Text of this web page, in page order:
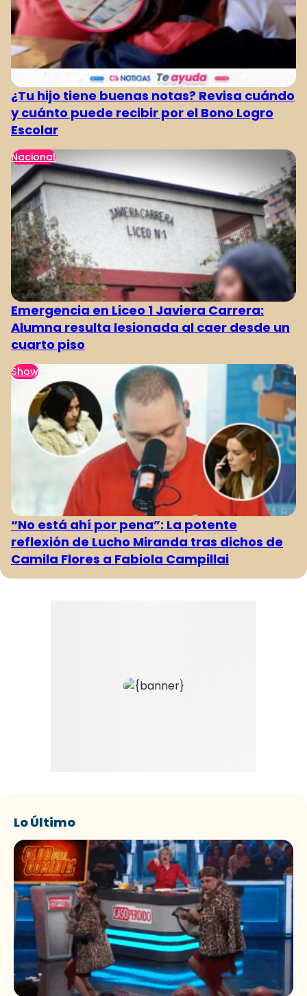
¿Tu hijo tiene buenas notas? Revisa cuándo
y cuánto puede recibir por el Bono Logro
Escolar
Nacional
Emergencia en Liceo 1 Javiera Carrera:
Alumna resulta lesionada al caer desde un
cuarto piso
Show
“No está ahí por pena”: La potente
reflexión de Lucho Miranda tras dichos de
Camila Flores a Fabiola Campillai
Lo Último